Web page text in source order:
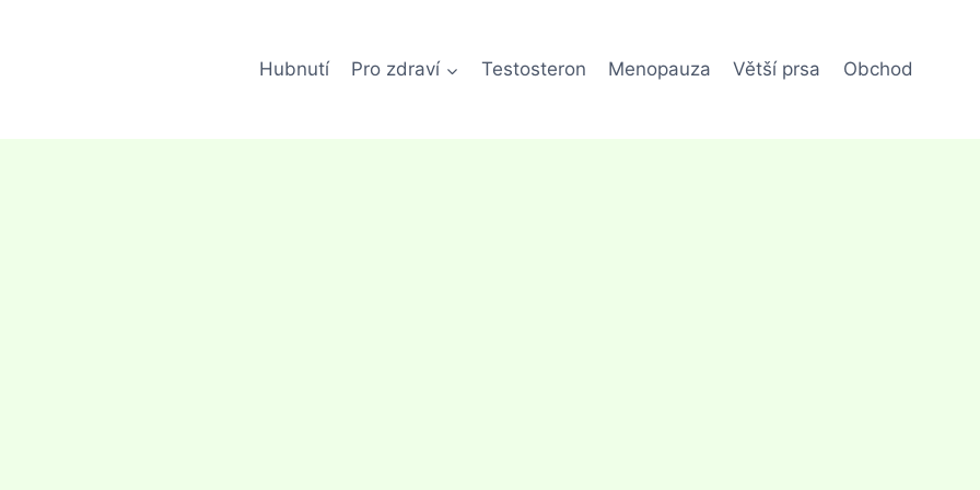
Hubnutí Pro zdraví Testosteron Menopauza Větší prsa Obchod